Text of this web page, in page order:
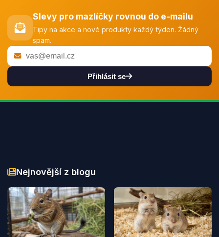
Slevy pro mazlíčky rovnou do e-mailu
Tipy na akce a nové produkty každý týden. Žádný
spam.
Přihlásit se
Nejnovější z blogu